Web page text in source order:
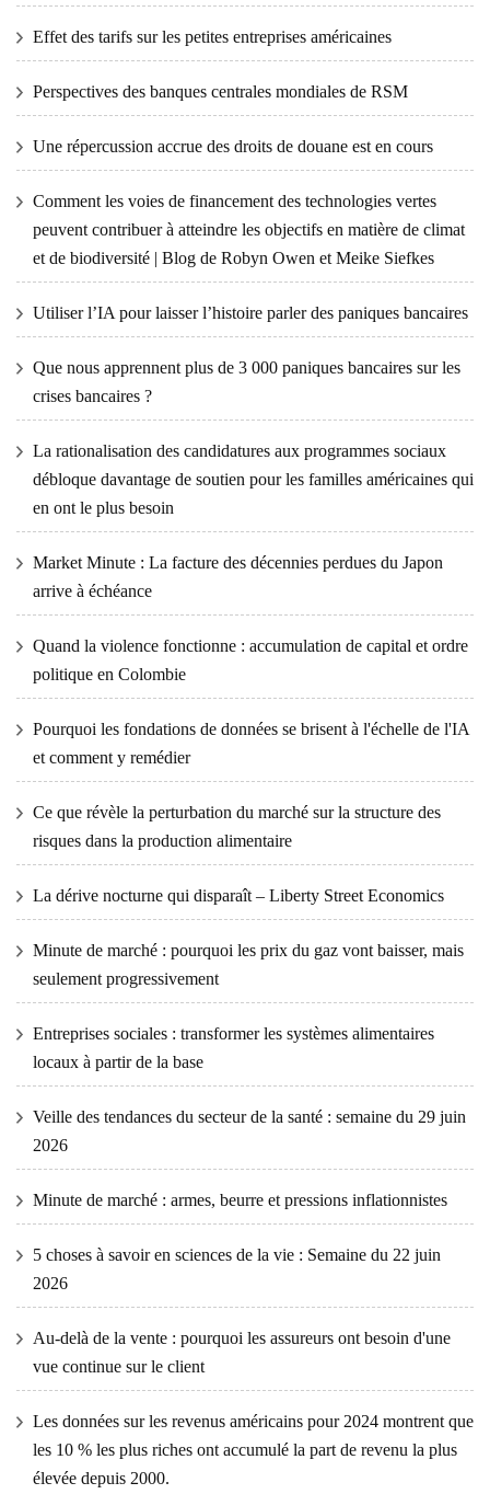
Effet des tarifs sur les petites entreprises américaines
Perspectives des banques centrales mondiales de RSM
Une répercussion accrue des droits de douane est en cours
Comment les voies de financement des technologies vertes
peuvent contribuer à atteindre les objectifs en matière de climat
et de biodiversité | Blog de Robyn Owen et Meike Siefkes
Utiliser l’IA pour laisser l’histoire parler des paniques bancaires
Que nous apprennent plus de 3 000 paniques bancaires sur les
crises bancaires ?
La rationalisation des candidatures aux programmes sociaux
débloque davantage de soutien pour les familles américaines qui
en ont le plus besoin
Market Minute : La facture des décennies perdues du Japon
arrive à échéance
Quand la violence fonctionne : accumulation de capital et ordre
politique en Colombie
Pourquoi les fondations de données se brisent à l'échelle de l'IA
et comment y remédier
Ce que révèle la perturbation du marché sur la structure des
risques dans la production alimentaire
La dérive nocturne qui disparaît – Liberty Street Economics
Minute de marché : pourquoi les prix du gaz vont baisser, mais
seulement progressivement
Entreprises sociales : transformer les systèmes alimentaires
locaux à partir de la base
Veille des tendances du secteur de la santé : semaine du 29 juin
2026
Minute de marché : armes, beurre et pressions inflationnistes
5 choses à savoir en sciences de la vie : Semaine du 22 juin
2026
Au-delà de la vente : pourquoi les assureurs ont besoin d'une
vue continue sur le client
Les données sur les revenus américains pour 2024 montrent que
les 10 % les plus riches ont accumulé la part de revenu la plus
élevée depuis 2000.